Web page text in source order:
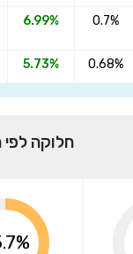
0.7%
6.99%
0.68%
5.73%
חלוקה
התחל
אני מאשר שקראתי ומסכים
מצדדים שלישיים.